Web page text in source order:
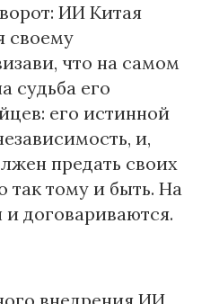
ИИ Китая
своему
что на самом
судьба его
его истинной
и,
предать своих
так тому и быть. На
договариваются.